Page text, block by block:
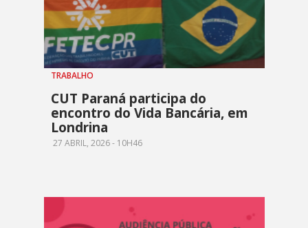
TRABALHO
CUT Paraná participa do
encontro do Vida Bancária, em
Londrina
27 ABRIL, 2026 - 10H46